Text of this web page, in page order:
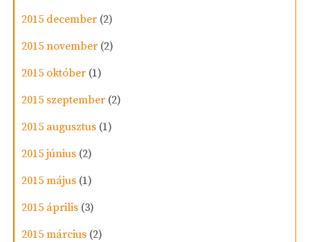
2015 december (2)
2015 november (2)
2015 október (1)
2015 szeptember (2)
2015 augusztus (1)
2015 június (2)
2015 május (1)
2015 április (3)
2015 március (2)